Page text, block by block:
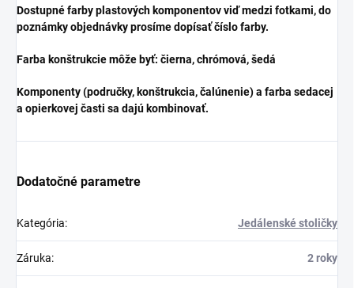
Dostupné farby plastových komponentov viď medzi fotkami, do
poznámky objednávky prosíme dopísať číslo farby.
Farba konštrukcie môže byť: čierna, chrómová, šedá
Komponenty (područky, konštrukcia, čalúnenie) a farba sedacej
a opierkovej časti sa dajú kombinovať.
Dodatočné parametre
Kategória: Jedálenské stoličky
Záruka: 2 roky